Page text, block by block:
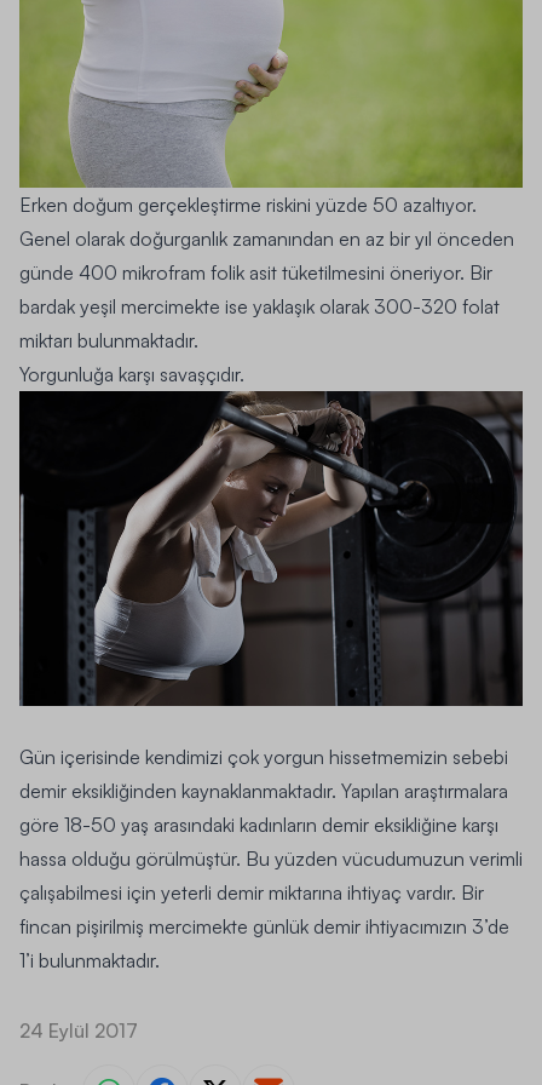
Erken doğum gerçekleştirme riskini yüzde 50 azaltıyor.
Genel olarak doğurganlık zamanından en az bir yıl önceden
günde 400 mikrofram folik asit tüketilmesini öneriyor. Bir
bardak yeşil mercimekte ise yaklaşık olarak 300-320 folat
miktarı bulunmaktadır.
Yorgunluğa karşı savaşçıdır.
Gün içerisinde kendimizi çok yorgun hissetmemizin sebebi
demir eksikliğinden kaynaklanmaktadır. Yapılan araştırmalara
göre 18-50 yaş arasındaki kadınların demir eksikliğine karşı
hassa olduğu görülmüştür. Bu yüzden vücudumuzun verimli
çalışabilmesi için yeterli demir miktarına ihtiyaç vardır. Bir
fincan pişirilmiş mercimekte günlük demir ihtiyacımızın 3’de
1’i bulunmaktadır.
24 Eylül 2017